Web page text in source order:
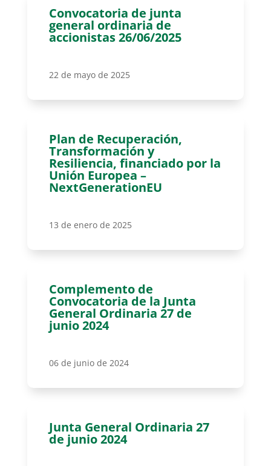
Convocatoria de junta
general ordinaria de
accionistas 26/06/2025
22 de mayo de 2025
Plan de Recuperación,
Transformación y
Resiliencia, financiado por la
Unión Europea –
NextGenerationEU
13 de enero de 2025
Complemento de
Convocatoria de la Junta
General Ordinaria 27 de
junio 2024
06 de junio de 2024
Junta General Ordinaria 27
de junio 2024